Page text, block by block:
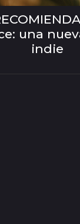
una
indie